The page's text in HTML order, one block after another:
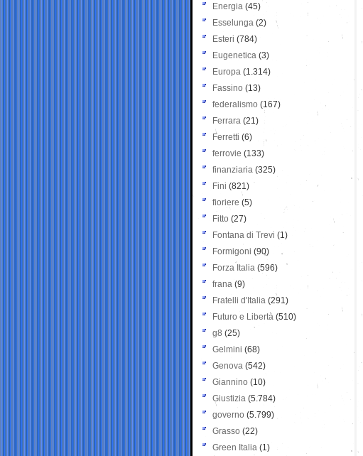
Energia (45)
Esselunga (2)
Esteri (784)
Eugenetica (3)
Europa (1.314)
Fassino (13)
federalismo (167)
Ferrara (21)
Ferretti (6)
ferrovie (133)
finanziaria (325)
Fini (821)
fioriere (5)
Fitto (27)
Fontana di Trevi (1)
Formigoni (90)
Forza Italia (596)
frana (9)
Fratelli d'Italia (291)
Futuro e Libertà (510)
g8 (25)
Gelmini (68)
Genova (542)
Giannino (10)
Giustizia (5.784)
governo (5.799)
Grasso (22)
Green Italia (1)